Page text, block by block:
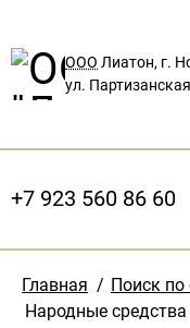
ООО Лиатон, г.
ул.
+7 923 560 86 60
Главная / Поиск по
Народные